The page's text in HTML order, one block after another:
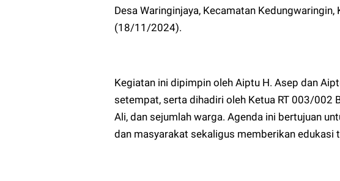
Desa Waringinjaya, Kecamatan Kedungwaringin,
(18/11/2024).
Kegiatan ini dipimpin oleh Aiptu H. Asep dan
setempat, serta dihadiri oleh Ketua RT 003/002
Ali, dan sejumlah warga. Agenda ini bertujuan
dan masyarakat sekaligus memberikan edukasi